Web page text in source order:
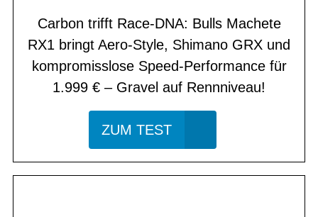
Carbon trifft Race-DNA: Bulls Machete
RX1 bringt Aero-Style, Shimano GRX und
kompromisslose Speed-Performance für
1.999 € – Gravel auf Rennniveau!
ZUM TEST